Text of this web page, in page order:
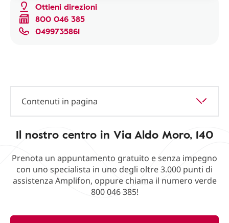
Ottieni direzioni
800 046 385
0499735861
Contenuti in pagina
Il nostro centro in Via Aldo Moro, 140
Prenota un appuntamento gratuito e senza impegno
con uno specialista in uno degli oltre 3.000 punti di
assistenza Amplifon, oppure chiama il numero verde
800 046 385!